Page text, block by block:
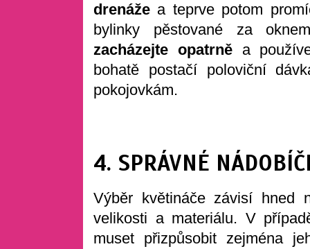
drenáže a teprve potom
bylinky pěstované za
zacházejte opatrněa
bohatě postačí poloviční
pokojovkám.
4. SPRÁVNÉ
Výběr květináče závisí hned
velikosti a materiálu. V
muset přizpůsobit zejména